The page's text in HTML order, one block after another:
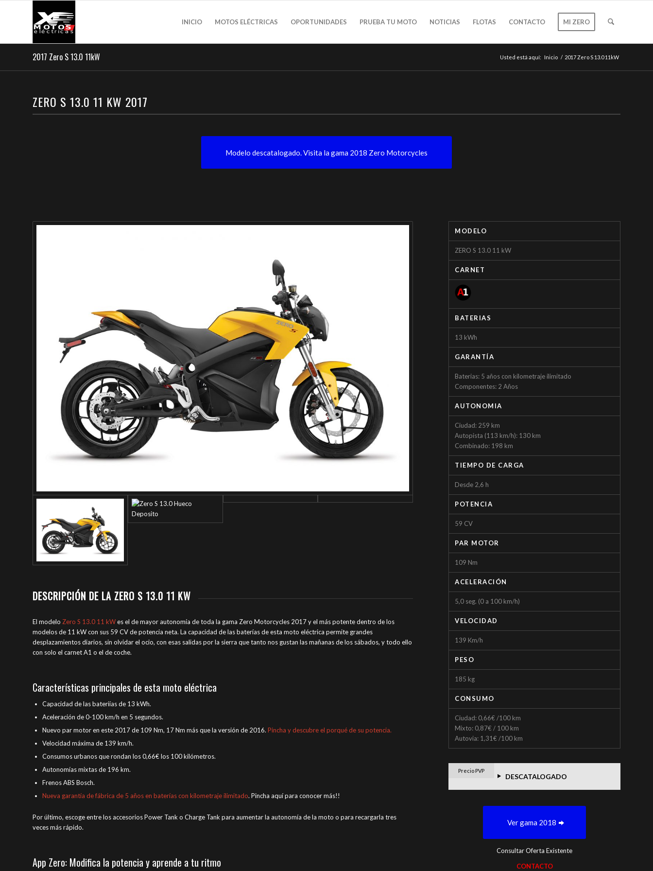
INICIO MOTOS ELÉCTRICAS OPORTUNIDADES PRUEBA TU MOTO NOTICIAS FLOTAS CONTACTO MI ZERO
2017 Zero S 13.0 11kW Usted está aquí: Inicio / 2017 Zero S 13.0 11kW
ZERO S 13.0 11 KW 2017
Modelo descatalogado. Visita la gama 2018 Zero Motorcycles
DESCRIPCIÓN DE LA ZERO S 13.0 11 KW
El modelo Zero S 13.0 11 kWes el de mayor autonomía de toda la gama Zero Motorcycles 2017 y el más potente dentro de los
modelos de 11 kW con sus 59 CV de potencia neta. La capacidad de las baterías de esta moto eléctrica permite grandes
desplazamientos diarios, sin olvidar el ocio, con esas salidas por la sierra que tanto nos gustan las mañanas de los sábados, y todo ello
con solo el carnet A1 o el de coche.
Características principales de esta moto eléctrica
Capacidad de las bateriías de 13 kWh.
Aceleración de 0-100 km/h en 5 segundos.
Nuevo par motor en este 2017 de 109 Nm, 17 Nm más que la versión de 2016. Pincha y descubre el porqué de su potencia.
Velocidad máxima de 139 km/h.
Consumos urbanos que rondan los 0,66€ los 100 kilómetros.
Autonomías mixtas de 196 km.
Frenos ABS Bosch.
Nueva garantía de fábrica de 5 años en baterías con kilometraje ilimitado. Pincha aquí para conocer más!!
Por último, escoge entre los accesorios Power Tank o Charge Tank para aumentar la autonomía de la moto o para recargarla tres
veces más rápido.
App Zero: Modifica la potencia y aprende a tu ritmo
MODELO
ZERO S 13.0 11 kW
CARNET
BATERIAS
13 kWh
GARANTÍA
Baterias: 5 años con kilometraje ilimitado
Componentes: 2 Años
AUTONOMIA
Ciudad: 259 km
Autopista (113 km/h): 130 km
Combinado: 198 km
TIEMPO DE CARGA
Desde 2,6 h
POTENCIA
59 CV
PAR MOTOR
109 Nm
ACELERACIÓN
5,0 seg. (0 a 100 km/h)
VELOCIDAD
139 Km/h
PESO
185 kg
CONSUMO
Ciudad: 0,66€ /100 km
Mixto: 0,87€ / 100 km
Autovia: 1,31€ /100 km
Precio PVP
DESCATALOGADO
Ver gama 2018
Consultar Oferta Existente
CONTACTO